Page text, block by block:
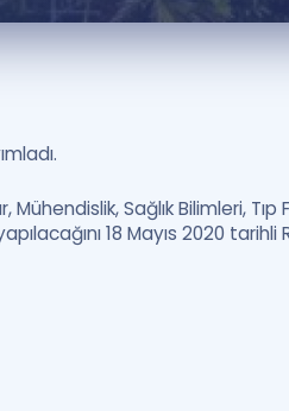
Sağlık Bilimleri, Tıp
18 Mayıs 2020